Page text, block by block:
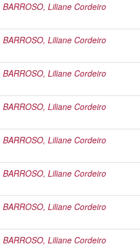
BARROSO, Liliane Cordeiro
BARROSO, Liliane Cordeiro
BARROSO, Liliane Cordeiro
BARROSO, Liliane Cordeiro
BARROSO, Liliane Cordeiro
BARROSO, Liliane Cordeiro
BARROSO, Liliane Cordeiro
BARROSO, Liliane Cordeiro